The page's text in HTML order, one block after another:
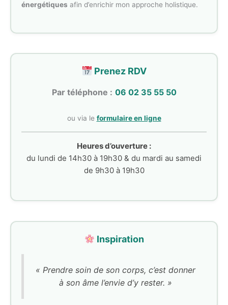
énergétiques afin d’enrichir mon approche holistique.
Prenez RDV
Par téléphone : 06 02 35 55 50
ou via le formulaire en ligne
Heures d’ouverture :
du lundi de 14h30 à 19h30 & du mardi au samedi
de 9h30 à 19h30
Inspiration
« Prendre soin de son corps, c’est donner
à son âme l’envie d’y rester. »